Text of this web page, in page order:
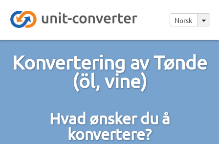
Norsk
Konvertering av Tønde
(öl, vine)
Hvad ønsker du å
konvertere?